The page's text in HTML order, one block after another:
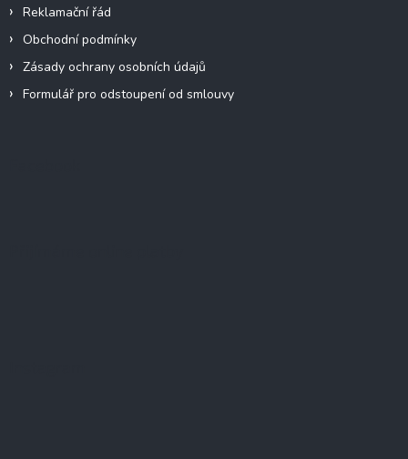
Reklamační řád
Obchodní podmínky
Zásady ochrany osobních údajů
Formulář pro odstoupení od smlouvy